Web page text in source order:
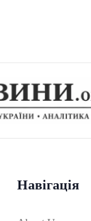
Навігація